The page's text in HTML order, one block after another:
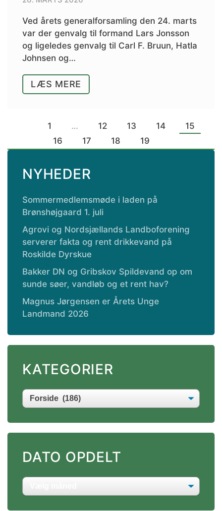
Ved årets generalforsamling den 24. marts
var der genvalg til formand Lars Jonsson
og ligeledes genvalg til Carl F. Bruun, Hatla
Johnsen og…
LÆS MERE
1 … 12 13 14
15
16
17 18 19
NYHEDER
Sommermedlemsmøde i laden på
Brønshøjgaard 1. juli
Agrovi og Nordsjællands Landboforening
serverer fakta og rent drikkevand på
Roskilde Dyrskue
Bakker DN og Gribskov Spildevand op om
sunde søer, vandløb og et rent hav?
Magnus Jørgensen er Årets Unge
Landmand 2026
KATEGORIER
DATO OPDELT